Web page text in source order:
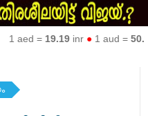
1 aed =19.19inr ●1 aud =50.27